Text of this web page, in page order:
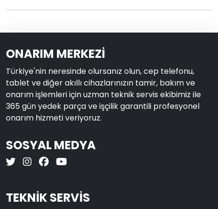
ONARIM MERKEZİ
Türkiye'nin neresinde olursanız olun, cep telefonu,
tablet ve diğer akıllı cihazlarınızın tamir, bakım ve
onarım işlemleri için uzman teknik servis ekibimiz ile
365 gün yedek parça ve işçilik garantili profesyonel
onarım hizmeti veriyoruz.
SOSYAL MEDYA
TEKNİK SERVİS